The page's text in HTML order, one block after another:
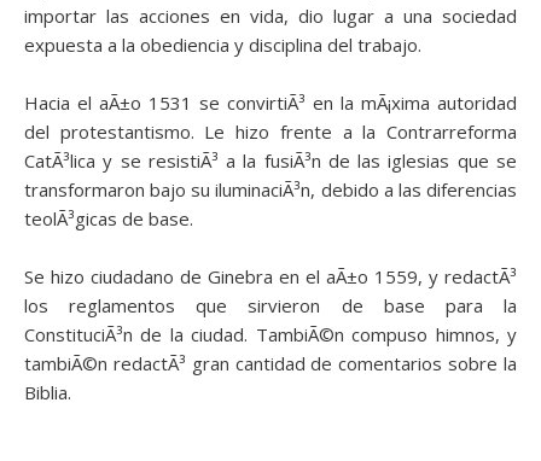
importar las acciones en vida, dio lugar a una sociedad
expuesta a la obediencia y disciplina del trabajo.
Hacia el aÃ±o 1531 se convirtiÃ³ en la mÃ¡xima autoridad
del protestantismo. Le hizo frente a la Contrarreforma
CatÃ³lica y se resistiÃ³ a la fusiÃ³n de las iglesias que se
transformaron bajo su iluminaciÃ³n, debido a las diferencias
teolÃ³gicas de base.
Se hizo ciudadano de Ginebra en el aÃ±o 1559, y redactÃ³
los reglamentos que sirvieron de base para la
ConstituciÃ³n de la ciudad. TambiÃ©n compuso himnos, y
tambiÃ©n redactÃ³ gran cantidad de comentarios sobre la
Biblia.